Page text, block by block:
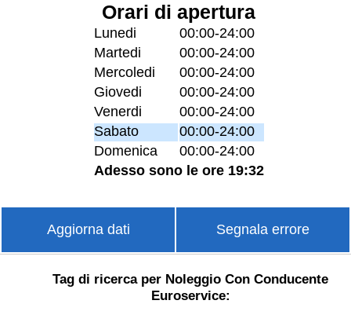
Orari di apertura
Lunedi
00:00-24:00
Martedi
00:00-24:00
Mercoledi
00:00-24:00
Giovedi
00:00-24:00
Venerdi
00:00-24:00
Sabato
00:00-24:00
Domenica
00:00-24:00
Adesso sono le ore 19:32
Aggiorna dati Segnala errore
Tag di ricerca per Noleggio Con Conducente
Euroservice: